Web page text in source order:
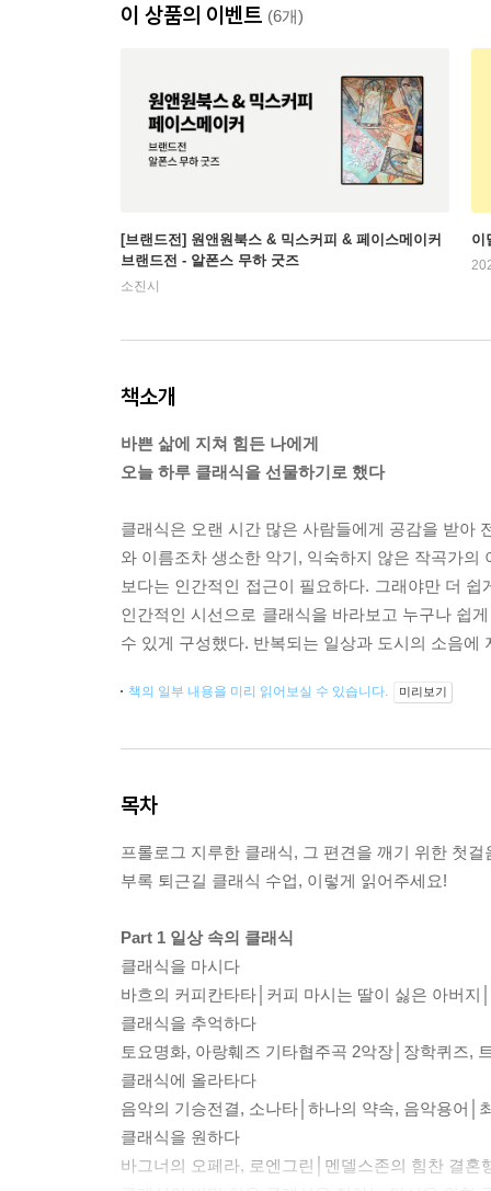
이 상품의 이벤트 (6개)
[브랜드전] 원앤원북스 & 믹스커피 & 페이스메이커
브랜드전 - 알폰스 무하 굿즈
소진시
이
책소개
바쁜 삶에 지쳐 힘든 나에게
오늘 하루 클래식을 선물하기로 했다
클래식은 오랜 시간 많은 사람들에게 공감을 받아
와 이름조차 생소한 악기, 익숙하지 않은 작곡가
보다는 인간적인 접근이 필요하다. 그래야만 더
인간적인 시선으로 클래식을 바라보고 누구나 쉽
수 있게 구성했다. 반복되는 일상과 도시의 소음에
책의 일부 내용을 미리 읽어보실 수 있습니다. 미리보기
목차
프롤로그 지루한 클래식, 그 편견을 깨기 위한 첫걸
부록 퇴근길 클래식 수업, 이렇게 읽어주세요!
Part 1 일상 속의 클래식
클래식을 마시다
바흐의 커피칸타타│커피 마시는 딸이 싫은 아버지
클래식을 추억하다
토요명화, 아랑훼즈 기타협주곡 2악장│장학퀴즈,
클래식에 올라타다
음악의 기승전결, 소나타│하나의 약속, 음악용어│
클래식을 원하다
바그너의 오페라, 로엔그린│멘델스존의 힘찬 결혼